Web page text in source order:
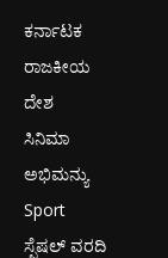
ಕರ್ನಾಟಕ
ರಾಜಕೀಯ
ದೇಶ
ಸಿನಿಮಾ
ಅಭಿಮನ್ಯು
Sport
ಸ್ಪೆಷಲ್ ವರದಿ